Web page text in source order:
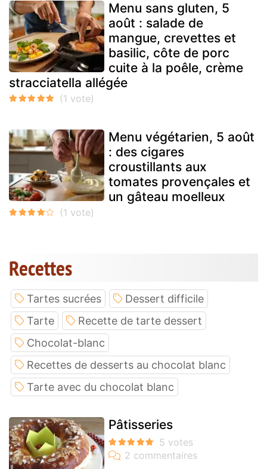
Menu sans gluten, 5
août : salade de
mangue, crevettes et
basilic, côte de porc
cuite à la poêle, crème
stracciatella allégée
Menu végétarien, 5 août
: des cigares
croustillants aux
tomates provençales et
un gâteau moelleux
Recettes
Tartes sucrées
Dessert difficile
Tarte
Recette de tarte dessert
Chocolat-blanc
Recettes de desserts au chocolat blanc
Tarte avec du chocolat blanc
Pâtisseries